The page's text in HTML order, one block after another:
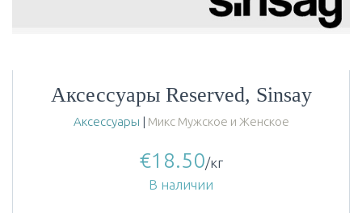
Аксессуары Reserved, Sinsay
Аксессуары | Микс Мужское и Женское
€18.50/кг
В наличии